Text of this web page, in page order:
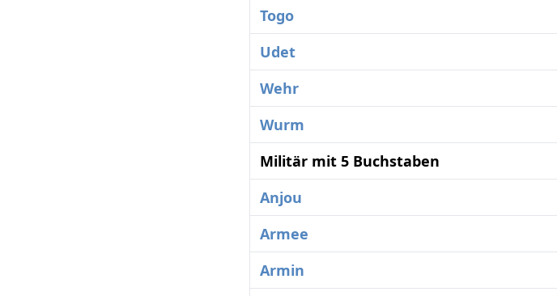
Togo
Udet
Wehr
Wurm
Militär mit 5 Buchstaben
Anjou
Armee
Armin